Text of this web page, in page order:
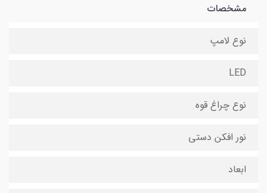
مشخصات
نوع لامپ
LED
نوع چراغ قوه
نور افکن دستی
ابعاد